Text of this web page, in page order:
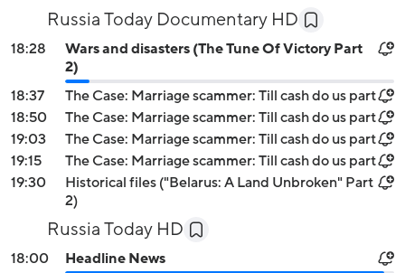
Russia Today Documentary HD
18:28
Wars and disasters (The Tune Of Victory Part
2)
18:37
The Case: Marriage scammer: Till cash do us part
18:50
The Case: Marriage scammer: Till cash do us part
19:03
The Case: Marriage scammer: Till cash do us part
19:15
The Case: Marriage scammer: Till cash do us part
19:30
Historical files ("Belarus: A Land Unbroken" Part
2)
Russia Today HD
18:00
Headline News